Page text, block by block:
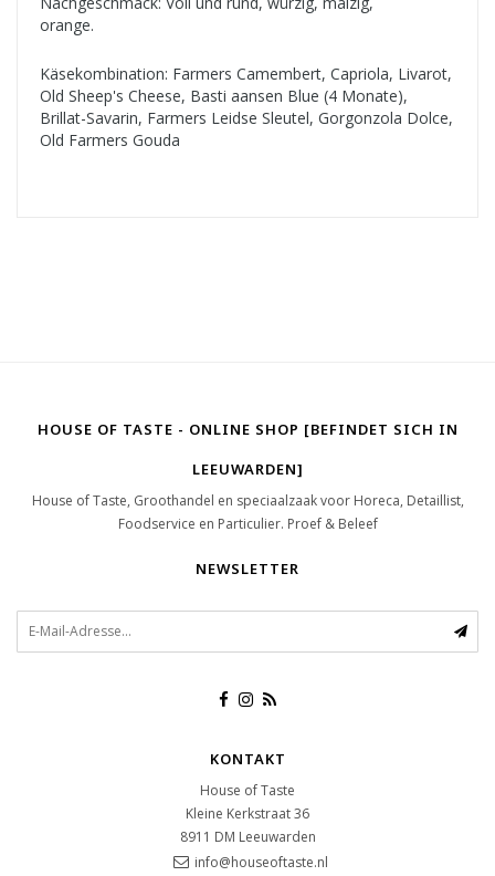
orange.
Käsekombination: Farmers Camembert, Capriola, Livarot,
Old Sheep's Cheese, Basti aansen Blue (4 Monate),
Brillat-Savarin, Farmers Leidse Sleutel, Gorgonzola Dolce,
Old Farmers Gouda
HOUSE OF TASTE - ONLINE SHOP [BEFINDET SICH IN
LEEUWARDEN]
House of Taste, Groothandel en speciaalzaak voor Horeca, Detaillist,
Foodservice en Particulier. Proef & Beleef
NEWSLETTER
KONTAKT
House of Taste
Kleine Kerkstraat 36
8911 DM Leeuwarden
info@houseoftaste.nl